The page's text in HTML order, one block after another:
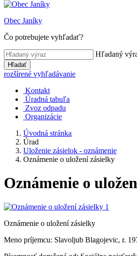
Obec Janíky
Čo potrebujete vyhľadať?
Hľadaný
Hľadať
rozšírené vyhľadávanie
Kontakt
Úradná tabuľa
Zvoz odpadu
Organizácie
Úvodná stránka
Úrad
Uloženie zásielok - oznámenie
Oznámenie o uložení zásielky
Oznámenie o
Oznámenie o uložení zásielky
Meno príjemcu: Slavoljub Blagojevic, r.